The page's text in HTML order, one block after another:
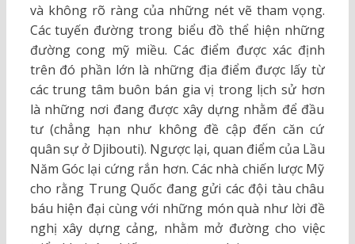
và không rõ ràng của những nét vẽ tham vọng.
Các tuyến đường trong biểu đồ thể hiện những
đường cong mỹ miều. Các điểm được xác định
trên đó phần lớn là những địa điểm được lấy từ
các trung tâm buôn bán gia vị trong lịch sử hơn
là những nơi đang được xây dựng nhằm để đầu
tư (chẳng hạn như không đề cập đến căn cứ
quân sự ở Djibouti). Ngược lại, quan điểm của Lầu
Năm Góc lại cứng rắn hơn. Các nhà chiến lược Mỹ
cho rằng Trung Quốc đang gửi các đội tàu châu
báu hiện đại cùng với những món quà như lời đề
nghị xây dựng cảng, nhằm mở đường cho việc